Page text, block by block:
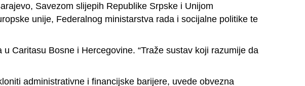
Savezom slijepih Republike Srpske i Unijom
unije, Federalnog ministarstva rada i socijalne politike te
Caritasu Bosne i Hercegovine. “Traže sustav koji razumije da
administrativne i financijske barijere, uvede obvezna